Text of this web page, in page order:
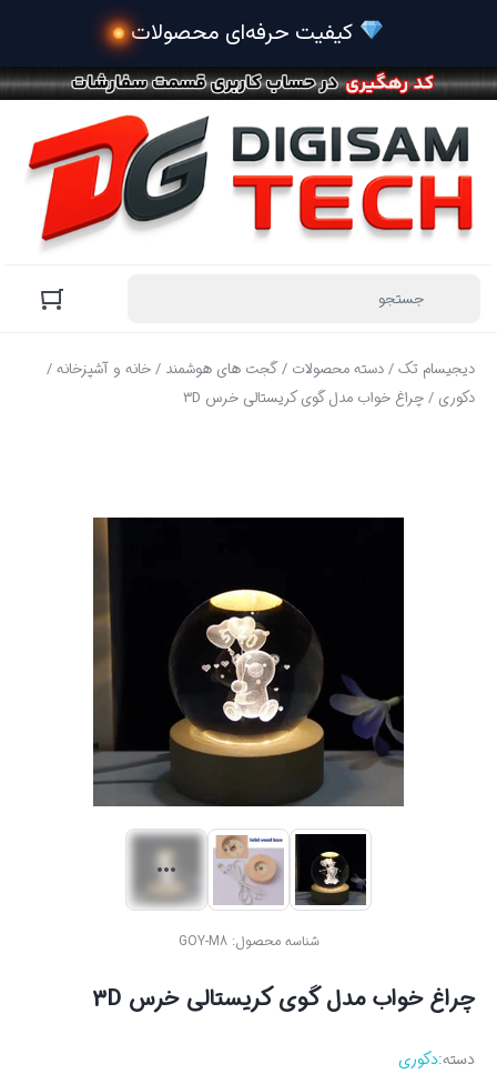
دیجیسام تک/دسته محصولات /گجت های هوشمند /خانه و آشپزخانه/
دکوری / چراغ خواب مدل گوی کریستالی خرس 3D
شناسه محصول:GOY-M8
چراغ خواب مدل گوی کریستالی خرس 3D
دسته:دکوری
کیفیت حرفه‌ای محصولات